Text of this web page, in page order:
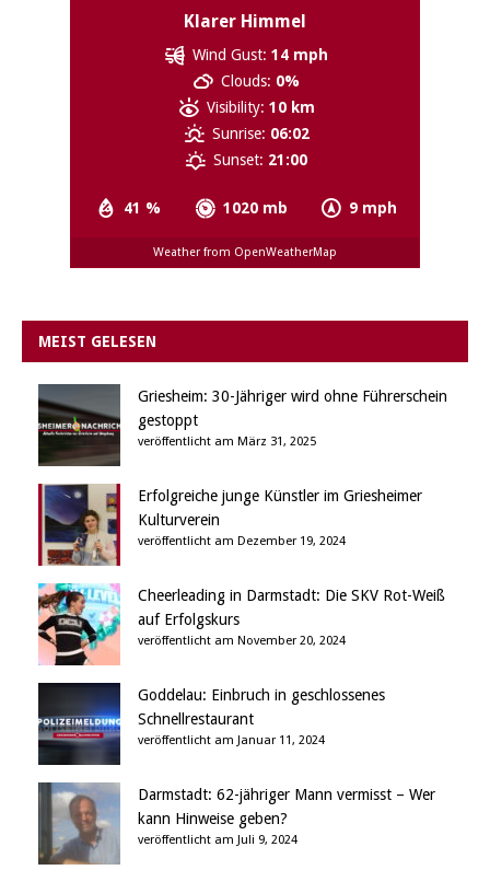
Klarer Himmel
41 % 1020 mb 9 mph
Wind Gust: 14 mph
Clouds: 0%
Visibility: 10 km
Sunrise: 06:02
Sunset: 21:00
Weather from OpenWeatherMap
MEIST GELESEN
Griesheim: 30-Jähriger wird ohne Führerschein
gestoppt
veröffentlicht am März 31, 2025
Erfolgreiche junge Künstler im Griesheimer
Kulturverein
veröffentlicht am Dezember 19, 2024
Cheerleading in Darmstadt: Die SKV Rot-Weiß
auf Erfolgskurs
veröffentlicht am November 20, 2024
Goddelau: Einbruch in geschlossenes
Schnellrestaurant
veröffentlicht am Januar 11, 2024
Darmstadt: 62-jähriger Mann vermisst – Wer
kann Hinweise geben?
veröffentlicht am Juli 9, 2024